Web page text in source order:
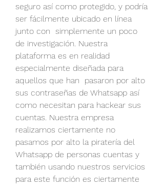
seguro así como protegido, y podría
ser fácilmente ubicado en línea
junto con  simplemente un poco
de investigación. Nuestra
plataforma es en realidad
especialmente diseñada para
aquellos que han  pasaron por alto
sus contraseñas de Whatsapp así
como necesitan para hackear sus
cuentas. Nuestra empresa
realizamos ciertamente no
pasamos por alto la piratería del
Whatsapp de personas cuentas y
también usando nuestros servicios
para este función es ciertamente